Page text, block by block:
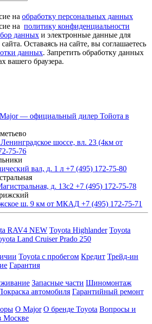
на обработку персональных данных
на политику конфиденциальности
данных и электронные данные для
Оставаясь на сайте, вы соглашаетесь
данных. Запретить обработку данных
вашего браузера.
Major — официальный дилер Тойота в
шоссе, вл. 23 (4км от
75-76
вал, д. 1 л +7 (495) 172-75-80
д. 13с2 +7 (495) 172-75-78
ш. 9 км от МКАД +7 (495) 172-75-71
RAV4 NEW Toyota Highlander Toyota
Land Cruiser Prado 250
Toyota с пробегом Кредит Трейд-ин
Гарантия
Запасные части Шиномонтаж
автомобиля Гарантийный ремонт
О Major О бренде Toyota Вопросы и
Москве